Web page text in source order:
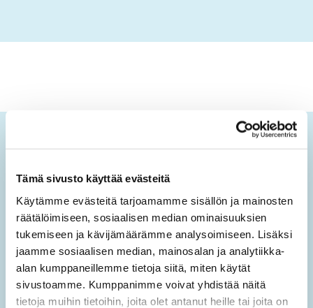
Tämä sivusto käyttää evästeitä
Käytämme evästeitä tarjoamamme sisällön ja mainosten
räätälöimiseen, sosiaalisen median ominaisuuksien
tukemiseen ja kävijämäärämme analysoimiseen. Lisäksi
jaamme sosiaalisen median, mainosalan ja analytiikka-
alan kumppaneillemme tietoja siitä, miten käytät
sivustoamme. Kumppanimme voivat yhdistää näitä
tietoja muihin tietoihin, joita olet antanut heille tai joita on
Ikäopisto-uutiset
Tilaamalla sähköisen uutiskirjeen saat tietoa sivuston
uusista sisällöistä sekä ajankohtaisista mielen
hyvinvoinnin teemoista.
Tilaa Ikäopisto -uutiset
SÄHKÖPOSTIOSOITE *